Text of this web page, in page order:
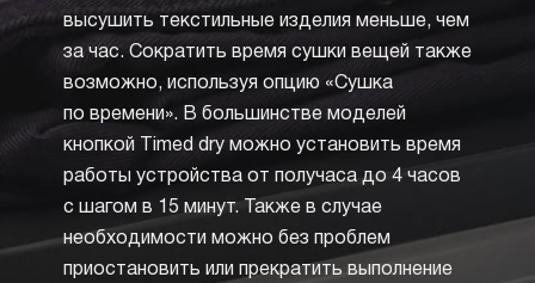
высушить текстильные изделия меньше, чем
за час. Сократить время сушки вещей также
возможно, используя опцию «Сушка
по времени». В большинстве моделей
кнопкой Timed dry можно установить время
работы устройства от получаса до 4 часов
с шагом в 15 минут. Также в случае
необходимости можно без проблем
приостановить или прекратить выполнение